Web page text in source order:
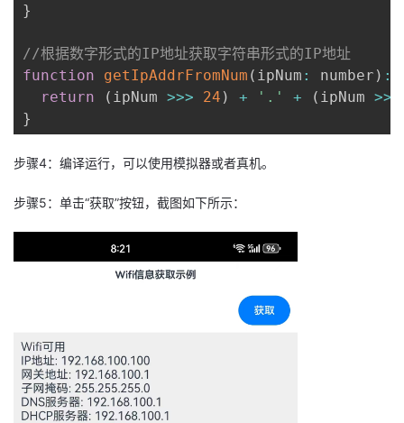
}
//根据数字形式的IP地址获取字符串形式的IP地址
function
getIpAddrFromNum ( ipNum : number ) :
return
( ipNum >>> 24 ) + '.' + ( ipNum >>
}
步骤4：编译运行，可以使用模拟器或者真机。
步骤5：单击“获取”按钮，截图如下所示：